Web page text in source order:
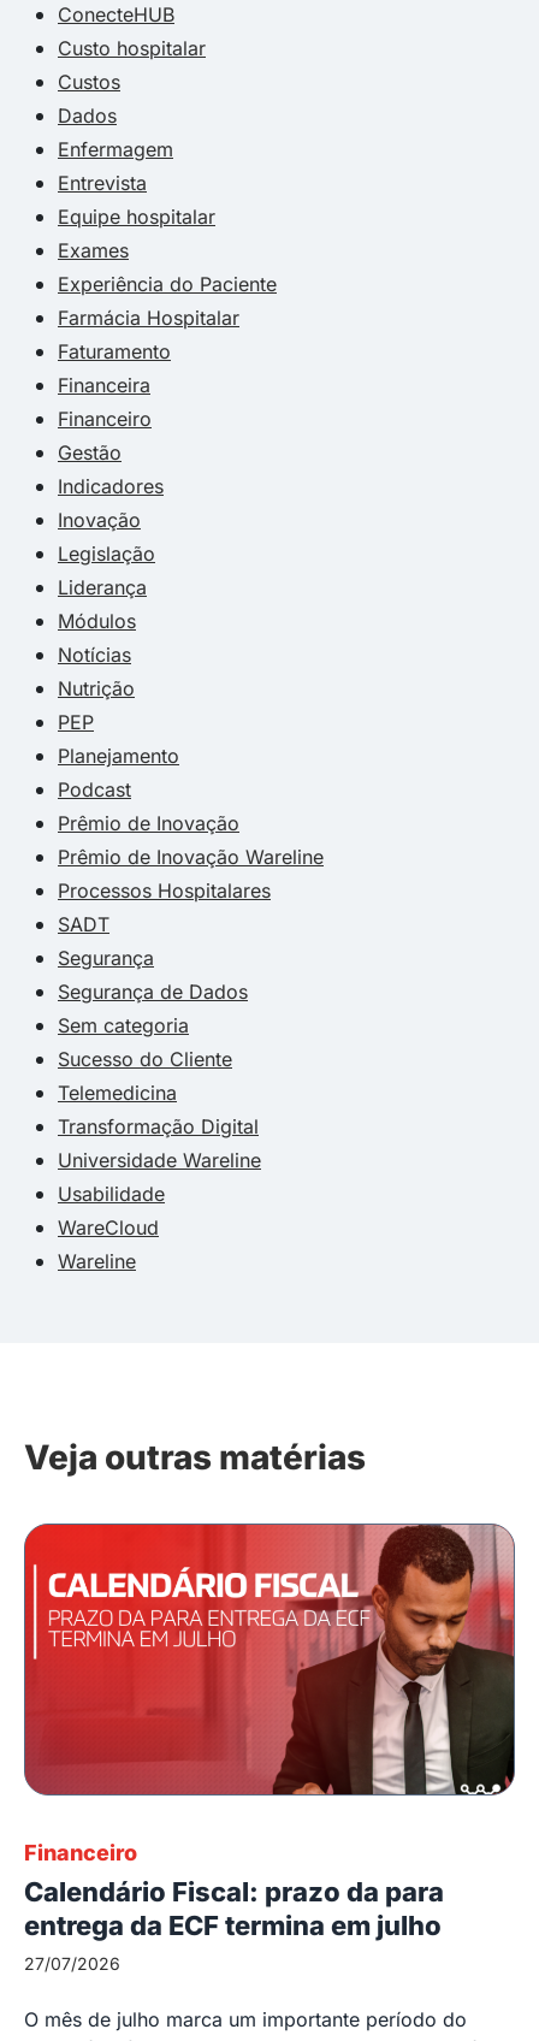
ConecteHUB
Custo hospitalar
Custos
Dados
Enfermagem
Entrevista
Equipe hospitalar
Exames
Experiência do Paciente
Farmácia Hospitalar
Faturamento
Financeira
Financeiro
Gestão
Indicadores
Inovação
Legislação
Liderança
Módulos
Notícias
Nutrição
PEP
Planejamento
Podcast
Prêmio de Inovação
Prêmio de Inovação Wareline
Processos Hospitalares
SADT
Segurança
Segurança de Dados
Sem categoria
Sucesso do Cliente
Telemedicina
Transformação Digital
Universidade Wareline
Usabilidade
WareCloud
Wareline
Veja outras matérias
Financeiro
Calendário Fiscal: prazo da para
entrega da ECF termina em julho
27/07/2026
O mês de julho marca um importante período do